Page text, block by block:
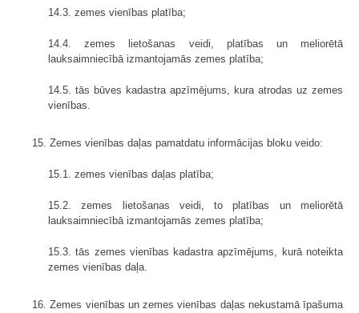
14.3. zemes vienības platība;
14.4. zemes lietošanas veidi, platības un meliorētā
lauksaimniecībā izmantojamās zemes platība;
14.5. tās būves kadastra apzīmējums, kura atrodas uz zemes
vienības.
15. Zemes vienības daļas pamatdatu informācijas bloku veido:
15.1. zemes vienības daļas platība;
15.2. zemes lietošanas veidi, to platības un meliorētā
lauksaimniecībā izmantojamās zemes platība;
15.3. tās zemes vienības kadastra apzīmējums, kurā noteikta
zemes vienības daļa.
16. Zemes vienības un zemes vienības daļas nekustamā īpašuma